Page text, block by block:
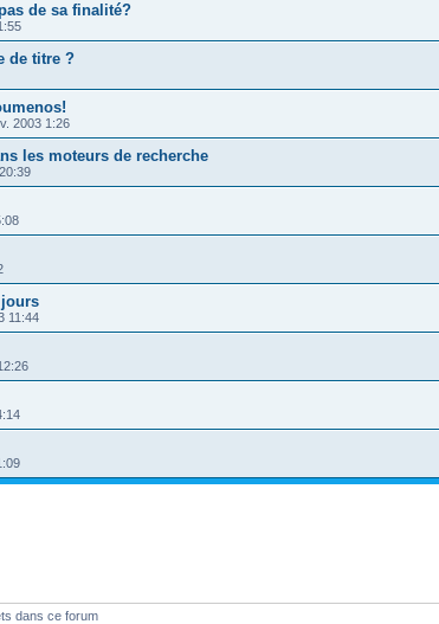
de sa finalité?
de titre ?
2003 1:26
les moteurs de recherche
11:44
dans ce forum